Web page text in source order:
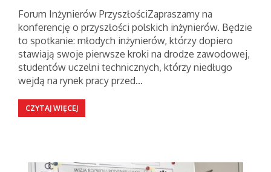
Forum Inżynierów PrzyszłościZapraszamy na
konferencję o przyszłości polskich inżynierów. Będzie
to spotkanie: młodych inżynierów, którzy dopiero
stawiają swoje pierwsze kroki na drodze zawodowej,
studentów uczelni technicznych, którzy niedługo
wejdą na rynek pracy przed…
CZYTAJ WIĘCEJ